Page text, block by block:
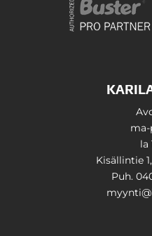
ma-
la
Kisällintie
Puh.